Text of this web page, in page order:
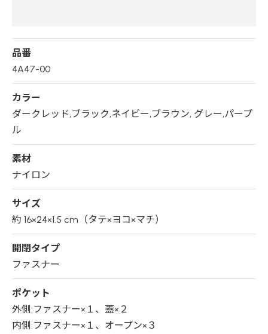
品番
4A47-00
カラー
ダークレッド,ブラック,ネイビー,ブラウン, グレー,パープ
ル
素材
ナイロン
サイズ
約 16×24×1.5 cm（タテ×ヨコ×マチ）
開閉タイプ
ファスナー
ポケット
外側:ファスナー×１、蓋×２
内側:ファスナー×１、オープン×３